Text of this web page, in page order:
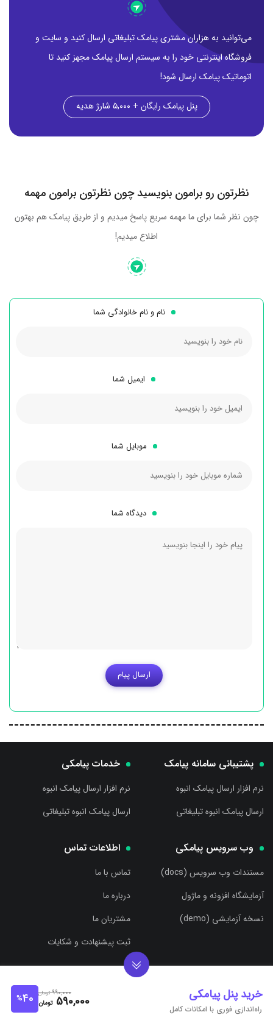
می‌توانید به هزاران مشتری پیامک تبلیغاتی ارسال کنید و سایت و
فروشگاه اینترنتی خود را به سیستم ارسال پیامک مجهز کنید تا
اتوماتیک پیامک ارسال شود!
پنل پیامک رایگان + ۵,۰۰۰ شارژ هدیه
نظرتون رو برامون بنویسید چون نظرتون برامون مهمه
چون نظر شما برای ما مهمه سریع پاسخ میدیم و از طریق پیامک هم بهتون
اطلاع میدیم!
نام و نام خانوادگی شما
ایمیل شما
موبایل شما
دیدگاه شما
ارسال پیام
خرید پنل پیامکی
راه‌اندازی فوری با امکانات کامل
990,000 تومان 590,000 تومان 40
%
پشتیبانی سامانه پیامک
نرم افزار ارسال پیامک انبوه
ارسال پیامک انبوه تبلیغاتی
خدمات پیامکی
نرم افزار ارسال پیامک انبوه
ارسال پیامک انبوه تبلیغاتی
وب سرویس پیامکی
مستندات وب سرویس (docs)
آزمایشگاه افزونه و ماژول
نسخه آزمایشی (demo)
اطلاعات تماس
تماس با ما
درباره ما
مشتریان ما
ثبت پیشنهادت و شکایات
021-78584000
تهران، بزرگراه شهید سلیمانی، چهارراه سرسبز، ساختمان نگین سرسبز،